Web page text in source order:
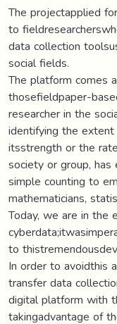
The projectapplied
to
data collection
social fields.
The platform comes
thosefieldpaper-
researcher in the
identifying the
itsstrength or the
society or group,
simple counting to
mathematicians,
Today, we are in the
to
In order to avoidthis
transfer data
digital platform with
takingadvantage of